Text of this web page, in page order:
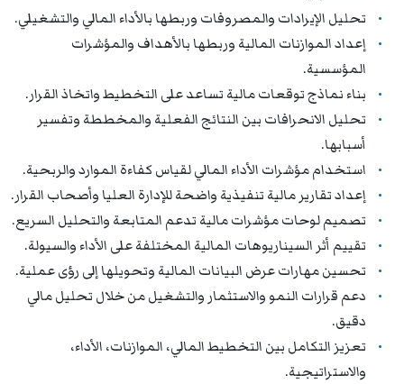
تحليل الإيرادات والمصروفات وربطها بالأداء المالي والتشغيلي.
إعداد الموازنات المالية وربطها بالأهداف والمؤشرات
المؤسسية.
بناء نماذج توقعات مالية تساعد على التخطيط واتخاذ القرار.
تحليل الانحرافات بين النتائج الفعلية والمخططة وتفسير
أسبابها.
استخدام مؤشرات الأداء المالي لقياس كفاءة الموارد والربحية.
إعداد تقارير مالية تنفيذية واضحة للإدارة العليا وأصحاب القرار.
تصميم لوحات مؤشرات مالية تدعم المتابعة والتحليل السريع.
تقييم أثر السيناريوهات المالية المختلفة على الأداء والسيولة.
تحسين مهارات عرض البيانات المالية وتحويلها إلى رؤى عملية.
دعم قرارات النمو والاستثمار والتشغيل من خلال تحليل مالي
دقيق.
تعزيز التكامل بين التخطيط المالي، الموازنات، الأداء،
والاستراتيجية.